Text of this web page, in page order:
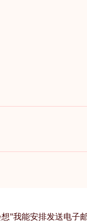
"我能安排发送电子